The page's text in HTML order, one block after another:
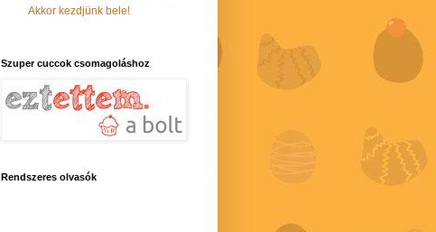
Akkor kezdjünk bele!
Szuper cuccok csomagoláshoz
Rendszeres olvasók